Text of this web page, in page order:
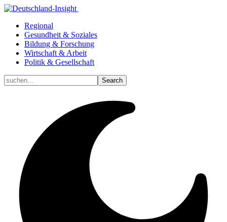
Regional
Gesundheit & Soziales
Bildung & Forschung
Wirtschaft & Arbeit
Politik & Gesellschaft